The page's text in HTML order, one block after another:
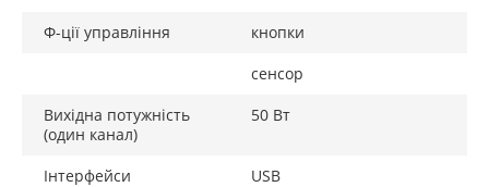
Ф-ції управління
кнопки
сенсор
Вихідна потужність
(один канал)
50 Вт
Інтерфейси
USB